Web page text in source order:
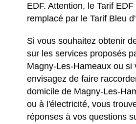
EDF. Attention, le Tarif
remplacé par le Tarif Bleu
Si vous souhaitez obtenir
sur les services proposés
Magny-Les-Hameaux ou si
envisagez de faire
domicile de Magny-Les-
ou à l'électricité, vous
réponses à vos questions